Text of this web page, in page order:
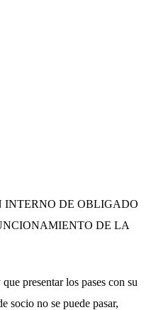
INTERNO DE OBLIGADO
DE LA
presentar los pases con su
socio no se puede pasar,